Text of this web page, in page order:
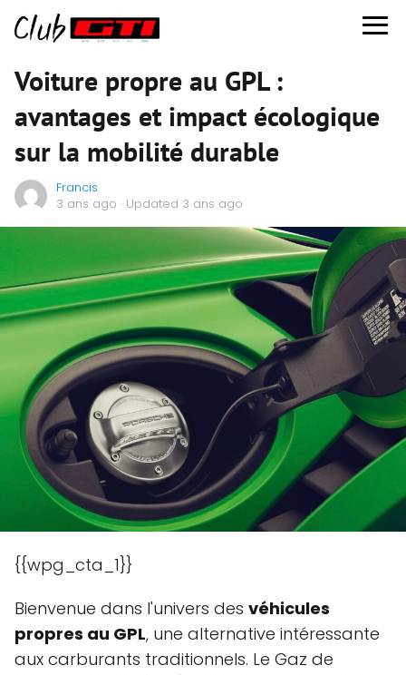
Voiture propre au GPL :
avantages et impact écologique
sur la mobilité durable
Francis
3 ans ago · Updated 3 ans ago
{{wpg_cta_1}}
Bienvenue dans l'univers des véhicules
propres au GPL, une alternative intéressante
aux carburants traditionnels. Le Gaz de